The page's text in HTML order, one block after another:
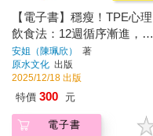
【電子書】穩瘦！TPE心理
飲食法：12週循序漸進，用
不靠意志力的飲食方式，擺
脫暴食焦慮，穩定瘦身，活
出能實現更多願景的自己
安姐（陳珮欣）
著
原水文化 出版
2025/12/18 出版
特價 300 元
電子書